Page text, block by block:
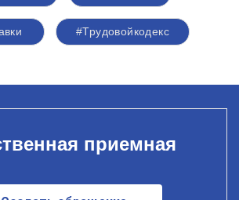
#Трудовойкодекс
приемная